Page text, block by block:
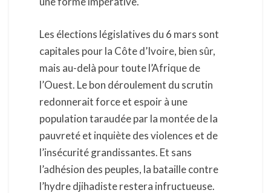
Les élections législatives du 6 mars sont
capitales pour la Côte d’Ivoire, bien sûr,
mais au-delà pour toute l’Afrique de
l’Ouest. Le bon déroulement du scrutin
redonnerait force et espoir à une
population taraudée par la montée de la
pauvreté et inquiète des violences et de
l’insécurité grandissantes. Et sans
l’adhésion des peuples, la bataille contre
l’hydre djihadiste restera infructueuse.